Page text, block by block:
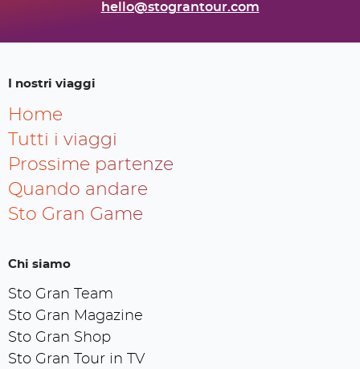
hello@stograntour.com
I nostri viaggi
Home
Tutti i viaggi
Prossime partenze
Quando andare
Sto Gran Game
Chi siamo
Sto Gran Team
Sto Gran Magazine
Sto Gran Shop
Sto Gran Tour in TV